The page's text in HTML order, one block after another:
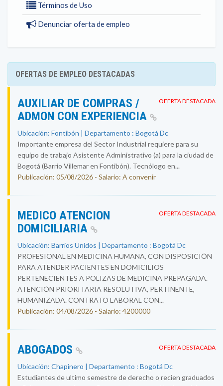
Términos de Uso
Denunciar oferta de empleo
OFERTAS DE EMPLEO DESTACADAS
OFERTA DESTACADA
AUXILIAR DE COMPRAS /
ADMON CON EXPERIENCIA
Ubicación: Fontibón | Departamento : Bogotá Dc
Importante empresa del Sector Industrial requiere para su
equipo de trabajo Asistente Administrativo (a) para la ciudad de
Bogotá (Barrio Villemar en Fontibón). Tecnólogo en...
Publicación: 05/08/2026 - Salario: A convenir
OFERTA DESTACADA
MEDICO ATENCION
DOMICILIARIA
Ubicación: Barrios Unidos | Departamento : Bogotá Dc
PROFESIONAL EN MEDICINA HUMANA, CON DISPOSICIÓN
PARA ATENDER PACIENTES EN DOMICILIOS
PERTENECIENTES A POLIZAS DE MEDICINA PREPAGADA.
ATENCIÓN PRIORITARIA RESOLUTIVA, PERTINENTE,
HUMANIZADA. CONTRATO LABORAL CON...
Publicación: 04/08/2026 - Salario: 4200000
OFERTA DESTACADA
ABOGADOS
Ubicación: Chapinero | Departamento : Bogotá Dc
Estudiantes de ultimo semestre de derecho o recien graduados